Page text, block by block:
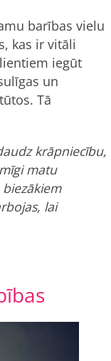
barības vielu
kas ir vitāli
iegūt
un
Tā
krāpniecību,
matu
lai